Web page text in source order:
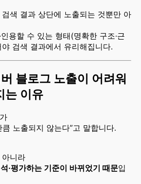
색 결과 상단에 노출되는 것뿐만 아
용할 수 있는 형태(명확한 구조·근
야 검색 결과에서 유리해집니다.
블로그 노출이 어려워
는 이유
노출되지 않는다”고 말합니다.
니라
·평가하는 기준이 바뀌었기 때문입